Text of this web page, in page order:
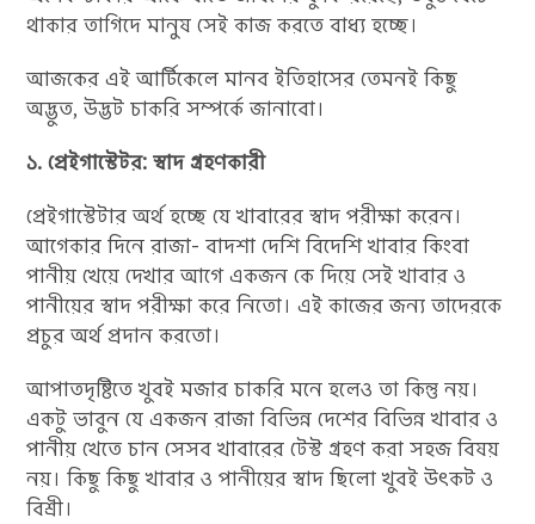
থাকার তাগিদে মানুষ সেই কাজ করতে বাধ্য হচ্ছে।
আজকের এই আর্টিকেলে মানব ইতিহাসের তেমনই কিছু
অদ্ভুত, উদ্ভট চাকরি সম্পর্কে জানাবো।
১. প্রেইগাস্টেটর: স্বাদ গ্রহণকারী
প্রেইগাস্টেটার অর্থ হচ্ছে যে খাবারের স্বাদ পরীক্ষা করেন।
আগেকার দিনে রাজা- বাদশা দেশি বিদেশি খাবার কিংবা
পানীয় খেয়ে দেখার আগে একজন কে দিয়ে সেই খাবার ও
পানীয়ের স্বাদ পরীক্ষা করে নিতো। এই কাজের জন্য তাদেরকে
প্রচুর অর্থ প্রদান করতো।
আপাতদৃষ্টিতে খুবই মজার চাকরি মনে হলেও তা কিন্তু নয়।
একটু ভাবুন যে একজন রাজা বিভিন্ন দেশের বিভিন্ন খাবার ও
পানীয় খেতে চান সেসব খাবারের টেস্ট গ্রহণ করা সহজ বিষয়
নয়। কিছু কিছু খাবার ও পানীয়ের স্বাদ ছিলো খুবই উৎকট ও
বিশ্রী।